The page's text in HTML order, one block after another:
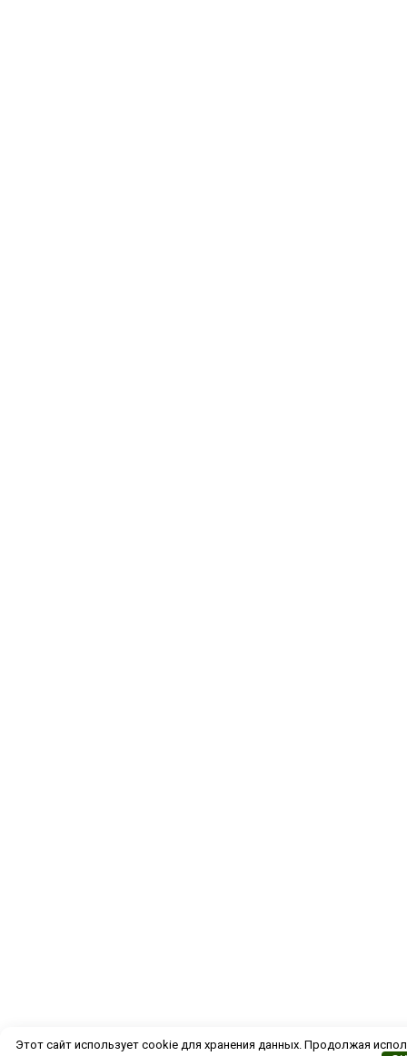
Этот сайт использует cookie для хранения данных. Продолжая